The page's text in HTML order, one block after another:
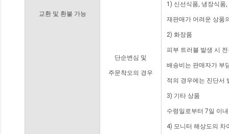
교환 및 환불 가능
단순변심 및
주문착오의 경우
1) 신선식품, 냉장식품
재판매가 어려운 상품
2) 화장품
피부 트러블 발생 시
배송비는 판매자가 부
적의 경우에는 진단서
3) 기타 상품
수령일로부터 7일 이
4) 모니터 해상도의 차